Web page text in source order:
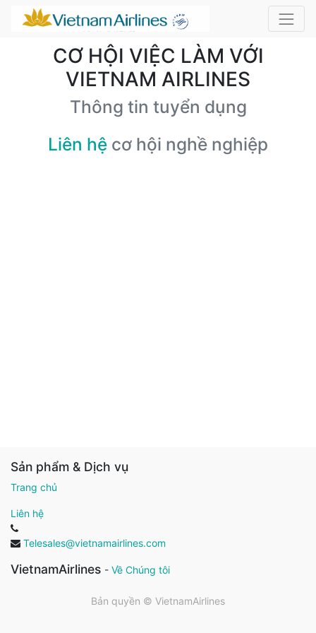
CƠ HỘI VIỆC LÀM VỚI
VIETNAM AIRLINES
Thông tin tuyển dụng
Liên hệ cơ hội nghề nghiệp
Sản phẩm & Dịch vụ
Trang chủ
Liên hệ
Telesales@vietnamairlines.com
VietnamAirlines - Về Chúng tôi
Bản quyền © VietnamAirlines